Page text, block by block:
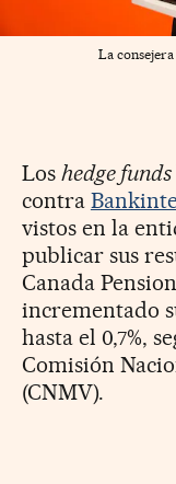
La
Los hedge funds
contra
vistos en la
publicar sus
Canada
incrementado
hasta el 0,7%,
Comisión
(CNMV).